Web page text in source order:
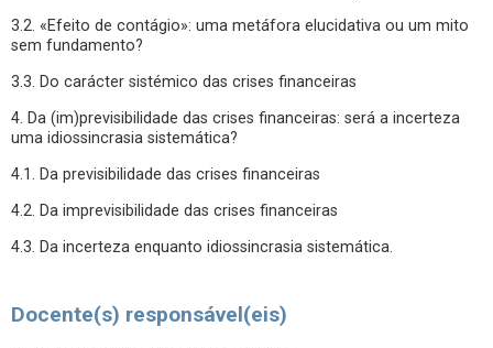
3.2. «Efeito de contágio»: uma metáfora elucidativa ou um mito
sem fundamento?
3.3. Do carácter sistémico das crises financeiras
4. Da (im)previsibilidade das crises financeiras: será a incerteza
uma idiossincrasia sistemática?
4.1. Da previsibilidade das crises financeiras
4.2. Da imprevisibilidade das crises financeiras
4.3. Da incerteza enquanto idiossincrasia sistemática.
Docente(s) responsável(eis)